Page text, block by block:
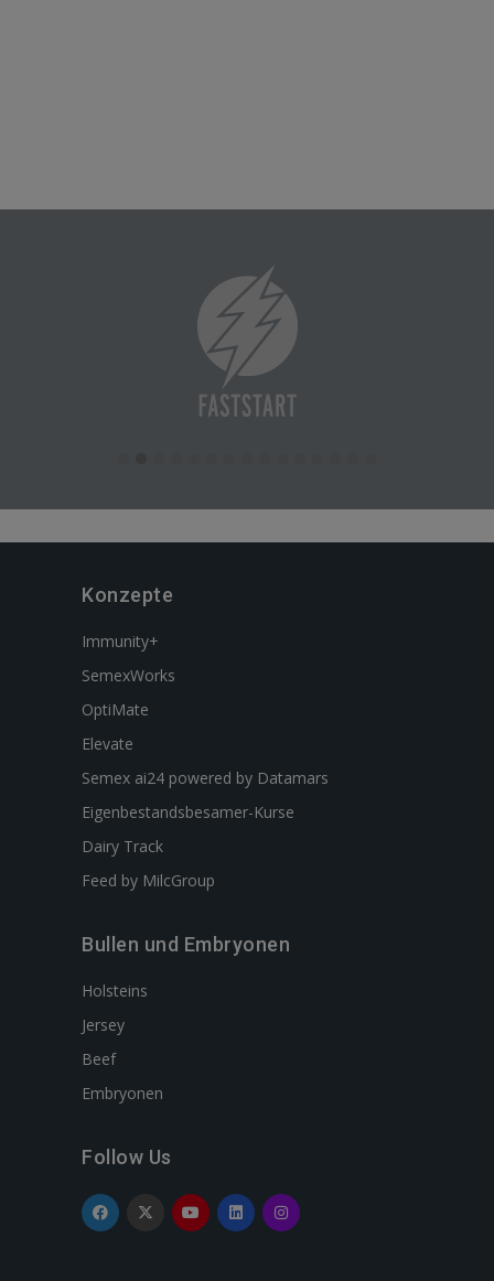
Konzepte
Immunity+
SemexWorks
OptiMate
Elevate
Semex ai24 powered by Datamars
Eigenbestandsbesamer-Kurse
Dairy Track
Feed by MilcGroup
Bullen und Embryonen
Holsteins
Jersey
Beef
Embryonen
Follow Us